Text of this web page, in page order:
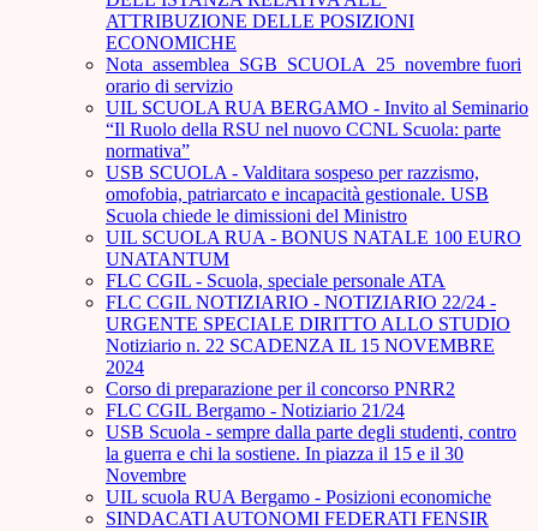
ATTRIBUZIONE DELLE POSIZIONI
ECONOMICHE
Nota_assemblea_SGB_SCUOLA_25_novembre fuori
orario di servizio
UIL SCUOLA RUA BERGAMO - Invito al Seminario
“Il Ruolo della RSU nel nuovo CCNL Scuola: parte
normativa”
USB SCUOLA - Valditara sospeso per razzismo,
omofobia, patriarcato e incapacità gestionale. USB
Scuola chiede le dimissioni del Ministro
UIL SCUOLA RUA - BONUS NATALE 100 EURO
UNATANTUM
FLC CGIL - Scuola, speciale personale ATA
FLC CGIL NOTIZIARIO - NOTIZIARIO 22/24 -
URGENTE SPECIALE DIRITTO ALLO STUDIO
Notiziario n. 22 SCADENZA IL 15 NOVEMBRE
2024
Corso di preparazione per il concorso PNRR2
FLC CGIL Bergamo - Notiziario 21/24
USB Scuola - sempre dalla parte degli studenti, contro
la guerra e chi la sostiene. In piazza il 15 e il 30
Novembre
UIL scuola RUA Bergamo - Posizioni economiche
SINDACATI AUTONOMI FEDERATI FENSIR